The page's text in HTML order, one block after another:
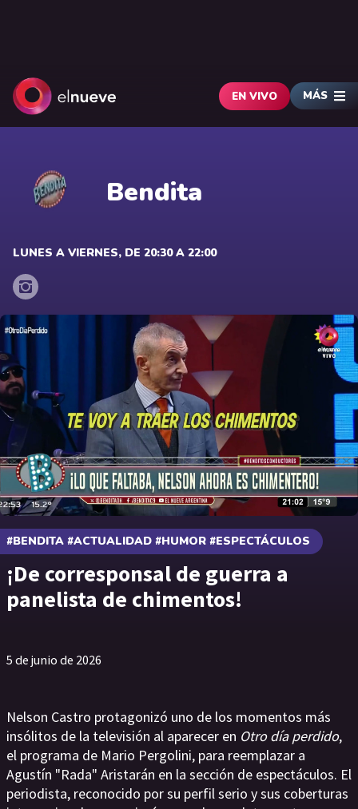
EN VIVO MÁS
Bendita
LUNES A VIERNES, DE 20:30 A 22:00
#BENDITA #ACTUALIDAD #HUMOR #ESPECTÁCULOS
¡De corresponsal de guerra a
panelista de chimentos!
5 de junio de 2026
Nelson Castro protagonizó uno de los momentos más
insólitos de la televisión al aparecer en Otro día perdido,
el programa de Mario Pergolini, para reemplazar a
Agustín "Rada" Aristarán en la sección de espectáculos. El
periodista, reconocido por su perfil serio y sus coberturas